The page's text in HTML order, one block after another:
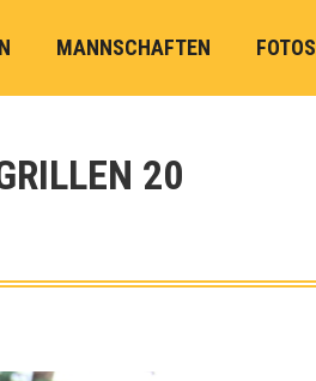
MANNSCHAFTEN FOTOS
20